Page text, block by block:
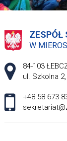
ZESPÓŁ
W
Adres
84-103
ul. Szkolna 2,
+48 58 673